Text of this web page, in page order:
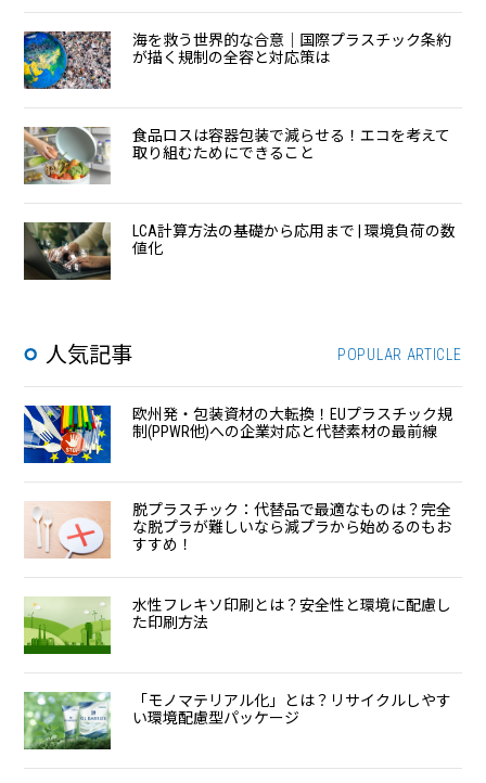
海を救う世界的な合意｜国際プラスチック条約
が描く規制の全容と対応策は
食品ロスは容器包装で減らせる！エコを考えて
取り組むためにできること
LCA計算方法の基礎から応用まで | 環境負荷の数
値化
人気記事 POPULAR ARTICLE
欧州発・包装資材の大転換！EUプラスチック規
制(PPWR他)への企業対応と代替素材の最前線
脱プラスチック：代替品で最適なものは？完全
な脱プラが難しいなら減プラから始めるのもお
すすめ！
水性フレキソ印刷とは？安全性と環境に配慮し
た印刷方法
「モノマテリアル化」とは？リサイクルしやす
い環境配慮型パッケージ